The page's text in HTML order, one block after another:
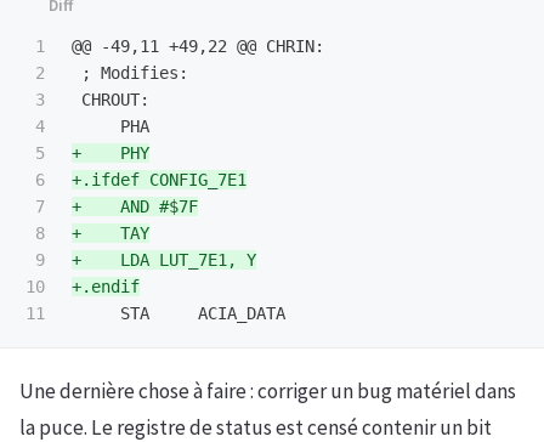
1
2
3
4
5
6
7
8
9
10
@@ -49,11 +49,22 @@ CHRIN:
; Modifies:
CHROUT:
+    PHY
+.ifdef CONFIG_7E1
+    AND #$7F
+    TAY
+    LDA LUT_7E1, Y
Une dernière chose à faire : corriger un bug matériel dans
la puce. Le registre de status est censé contenir un bit